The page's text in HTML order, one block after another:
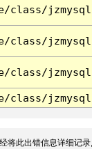
class/
class/
class/
class/
将此出错信息详细记